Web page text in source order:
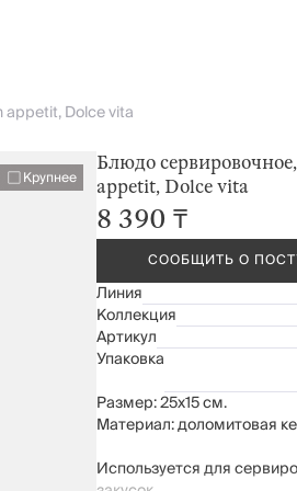
appetit, Dolce vita
Крупнее
Блюдо
appetit, Dolce vita
8 390 ₸
СООБЩИТЬ О
Линия
Коллекция
Артикул
Упаковка
Размер: 25х15 см.
Материал: доломитовая
Используется для